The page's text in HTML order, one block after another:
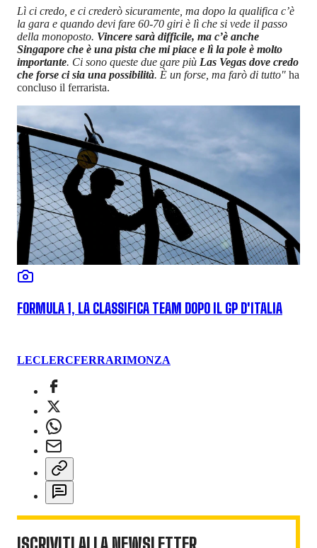
Lì ci credo, e ci crederò sicuramente, ma dopo la qualifica c’è
la gara e quando devi fare 60-70 giri è lì che si vede il passo
della monoposto. Vincere sarà difficile, ma c’è anche
Singapore che è una pista che mi piace e lì la pole è molto
importante. Ci sono queste due gare più Las Vegas dove credo
che forse ci sia una possibilità. È un forse, ma farò di tutto" ha
concluso il ferrarista.
FORMULA 1, LA CLASSIFICA TEAM DOPO IL GP D'ITALIA
LECLERCFERRARIMONZA